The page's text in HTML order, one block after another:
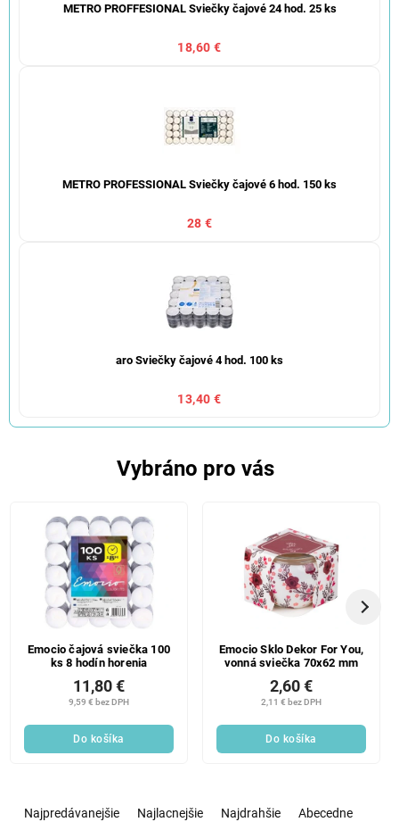
METRO PROFFESIONAL Sviečky čajové 24 hod. 25 ks
18,60 €
METRO PROFESSIONAL Sviečky čajové 6 hod. 150 ks
28 €
aro Sviečky čajové 4 hod. 100 ks
13,40 €
Vybráno pro vás
Emocio čajová sviečka 100
ks 8 hodín horenia
9,59 € bez DPH
11,80 €
Do košíka
Emocio Sklo Dekor For You,
vonná sviečka 70x62 mm
2,11 € bez DPH
2,60 €
Do košíka
Najpredávanejšie Najlacnejšie Najdrahšie Abecedne